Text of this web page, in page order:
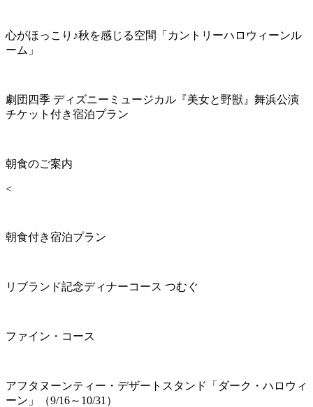
心がほっこり♪秋を感じる空間「カントリーハロウィーンル
ーム」
劇団四季 ディズニーミュージカル『美女と野獣』舞浜公演
チケット付き宿泊プラン
朝食のご案内
<
朝食付き宿泊プラン
リブランド記念ディナーコース つむぐ
ファイン・コース
アフタヌーンティー・デザートスタンド「ダーク・ハロウィ
ーン」（9/16～10/31）